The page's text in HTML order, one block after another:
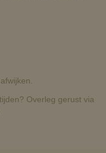
Overleg gerust via